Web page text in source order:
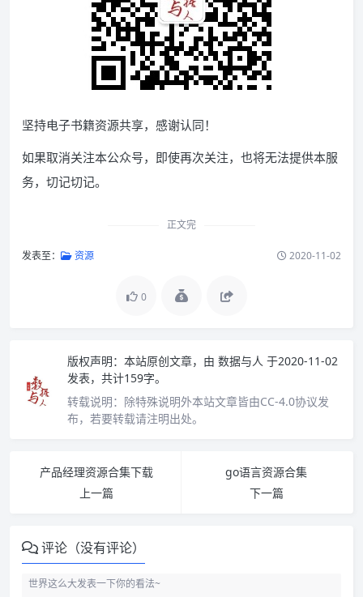
坚持电子书籍资源共享，感谢认同！
如果取消关注本公众号，即使再次关注，也将无法提供本服
务，切记切记。
正文完
发表至： 资源 2020-11-02
0
版权声明： 本站原创文章，由 数据与人 于2020-11-02
发表，共计159字。
转载说明： 除特殊说明外本站文章皆由CC-4.0协议发
布，若要转载请注明出处。
产品经理资源合集下载
上一篇
go语言资源合集
下一篇
评论（没有评论）